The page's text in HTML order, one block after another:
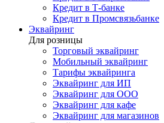
Кредит в Т-банке
Кредит в Промсвязьбанке
Эквайринг
Для розницы
Торговый эквайринг
Мобильный эквайринг
Тарифы эквайринга
Эквайринг для ИП
Эквайринг для ООО
Эквайринг для кафе
Эквайринг для магазинов